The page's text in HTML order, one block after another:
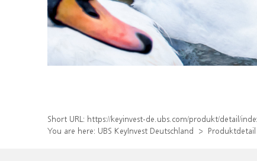
Short URL: https://keyinvest-de.ubs.com/produkt/detail/
You are here: UBS KeyInvest Deutschland Produktdetail